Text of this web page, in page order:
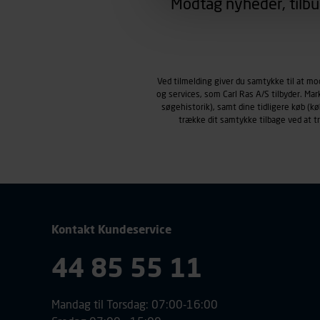
region, du befinder dig i.
klikkes på, sider/indhold der
smartphone mv.) samt de
Vi henviser endvidere til
Modtag nyheder,
Ved tilmelding giver du samtykke til at
og services, som Carl Ras A/S tilbyder.
søgehistorik), samt dine tidligere køb
trække dit samtykke tilbage ved at
Kontakt Kundeservice
44 85 55 11
Mandag til Torsdag: 07:00-16:00